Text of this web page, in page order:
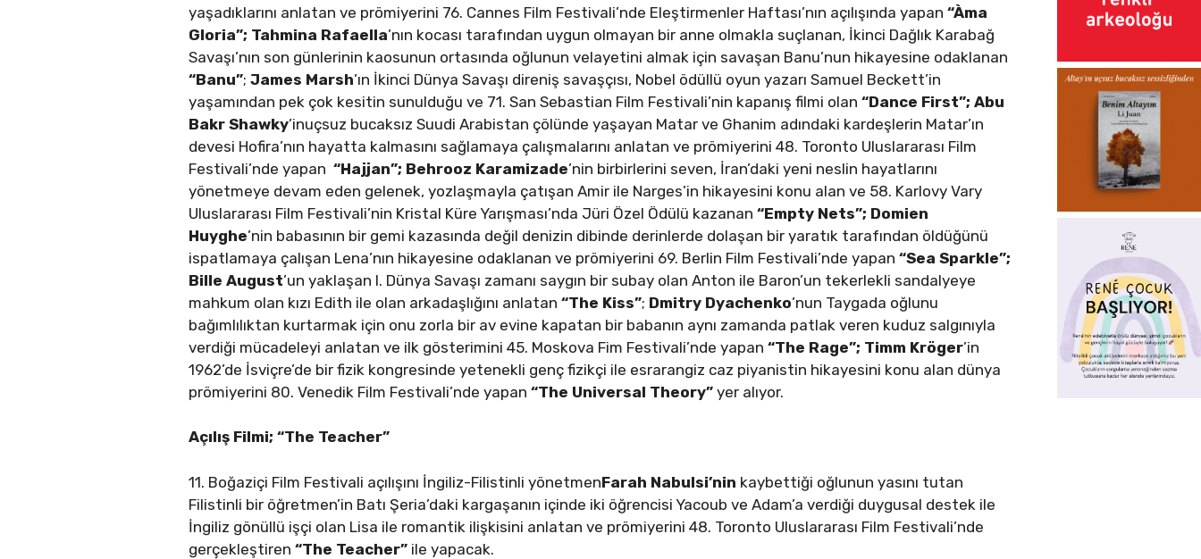
yaşadıklarını anlatan ve prömiyerini 76. Cannes Film Festivali’nde Eleştirmenler Haftası’nın açılışında yapan “Àma
Gloria”; Tahmina Rafaella’nın kocası tarafından uygun olmayan bir anne olmakla suçlanan, İkinci Dağlık Karabağ
Savaşı’nın son günlerinin kaosunun ortasında oğlunun velayetini almak için savaşan Banu’nun hikayesine odaklanan
“Banu”;James Marsh’ın İkinci Dünya Savaşı direniş savaşçısı, Nobel ödüllü oyun yazarı Samuel Beckett’in
yaşamından pek çok kesitin sunulduğu ve 71. San Sebastian Film Festivali’nin kapanış filmi olan“Dance First”;Abu
Bakr Shawky’inuçsuz bucaksız Suudi Arabistan çölünde yaşayan Matar ve Ghanim adındaki kardeşlerin Matar’ın
devesi Hofira’nın hayatta kalmasını sağlamaya çalışmalarını anlatan ve prömiyerini 48. Toronto Uluslararası Film
Festivali’nde yapan “Hajjan”; Behrooz Karamizade’nin birbirlerini seven, İran’daki yeni neslin hayatlarını
yönetmeye devam eden gelenek, yozlaşmayla çatışan Amir ile Narges’in hikayesini konu alan ve 58. Karlovy Vary
Uluslararası Film Festivali’nin Kristal Küre Yarışması’nda Jüri Özel Ödülü kazanan“Empty Nets”; Domien
Huyghe’nin babasının bir gemi kazasında değil denizin dibinde derinlerde dolaşan bir yaratık tarafından öldüğünü
ispatlamaya çalışan Lena’nın hikayesine odaklanan ve prömiyerini 69. Berlin Film Festivali’nde yapan “Sea Sparkle”;
Bille August’un yaklaşan I. Dünya Savaşı zamanı saygın bir subay olan Anton ile Baron’un tekerlekli sandalyeye
mahkum olan kızı Edith ile olan arkadaşlığını anlatan“The Kiss”; Dmitry Dyachenko’nun Taygada oğlunu
bağımlılıktan kurtarmak için onu zorla bir av evine kapatan bir babanın aynı zamanda patlak veren kuduz salgınıyla
verdiği mücadeleyi anlatan ve ilk gösterimini 45. Moskova Fim Festivali’nde yapan“The Rage”; Timm Kröger’in
1962’de İsviçre’de bir fizik kongresinde yetenekli genç fizikçi ile esrarangiz caz piyanistin hikayesini konu alan dünya
prömiyerini 80. Venedik Film Festivali’nde yapan “The Universal Theory” yer alıyor.
Açılış Filmi; “The Teacher”
11. Boğaziçi Film Festivali açılışını İngiliz-Filistinli yönetmenFarah Nabulsi’nin kaybettiği oğlunun yasını tutan
Filistinli bir öğretmen’in Batı Şeria’daki kargaşanın içinde iki öğrencisi Yacoub ve Adam’a verdiği duygusal destek ile
İngiliz gönüllü işçi olan Lisa ile romantik ilişkisini anlatan ve prömiyerini 48. Toronto Uluslararası Film Festivali’nde
gerçekleştiren“The Teacher” ile yapacak.